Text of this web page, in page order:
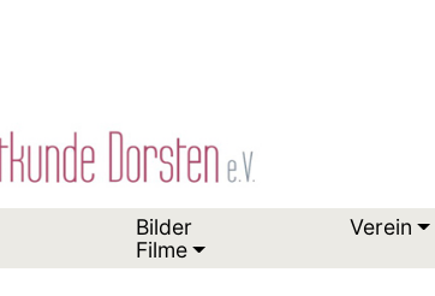
Bilder
Filme
Verein